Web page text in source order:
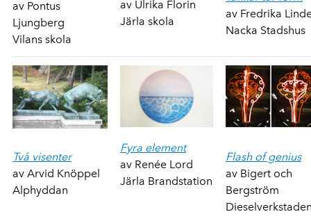
av Pontus
Ljungberg
Vilans skola
av Ulrika Florin
Järla skola
av Fredrika
Nacka Stadshus
Två visenter
av Arvid Knöppel
Alphyddan
Fyra element
av Renée Lord
Järla Brandstation
Flash of genius
av Bigert och
Bergström